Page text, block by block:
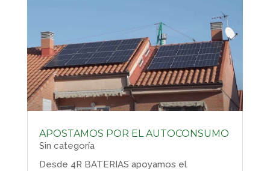
APOSTAMOS POR EL AUTOCONSUMO
Sin categoría
Desde 4R BATERIAS apoyamos el